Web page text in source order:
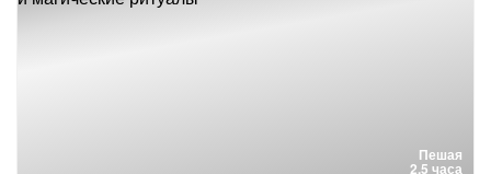
Пешая
2.5 часа